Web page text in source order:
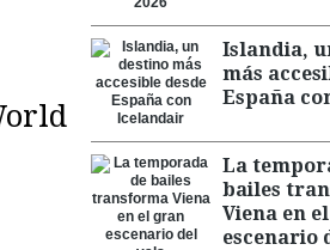
Islandia,
más
España
La
bailes
Viena en
escenario